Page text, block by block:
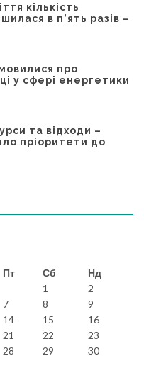
кількість
в п’ять разів –
про
у сфері енергетики
та відходи –
пріоритети до
Пт Сб
Нд
1
2
7 8
9
14 15
16
21 22
23
28 29
30